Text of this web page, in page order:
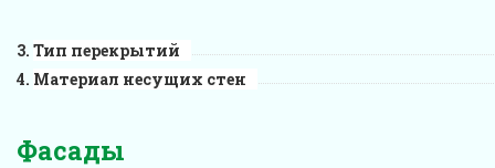
Тип перекрытий
Материал несущих стен
Фасады